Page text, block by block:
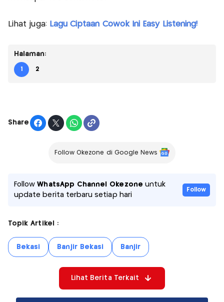
Lihat juga: Lagu Ciptaan Cowok Ini Easy Listening!
Halaman:
1 2
Share
Follow Okezone di Google News
FollowWhatsApp Channel Okezone untuk
update berita terbaru setiap hari
Follow
Topik Artikel :
Bekasi Banjir Bekasi Banjir
Lihat Berita Terkait